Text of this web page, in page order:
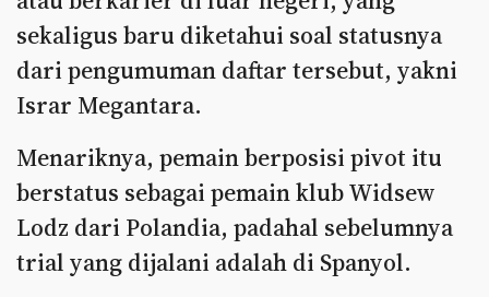
sekaligus baru diketahui soal statusnya
dari pengumuman daftar tersebut, yakni
Israr Megantara.
Menariknya, pemain berposisi pivot itu
berstatus sebagai pemain klub Widsew
Lodz dari Polandia, padahal sebelumnya
trial yang dijalani adalah di Spanyol.